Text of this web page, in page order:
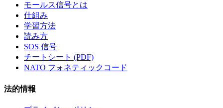
モールス信号とは
仕組み
学習方法
読み方
SOS 信号
チートシート (PDF)
NATO フォネティックコード
法的情報